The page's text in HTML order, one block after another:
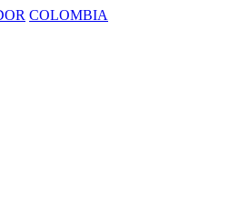
COLOMBIA